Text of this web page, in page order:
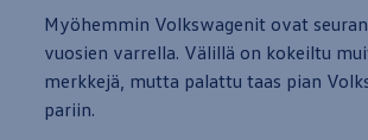
Myöhemmin Volkswagenit ovat
vuosien varrella. Välillä on kokeiltu
merkkejä, mutta palattu taas pian
pariin.